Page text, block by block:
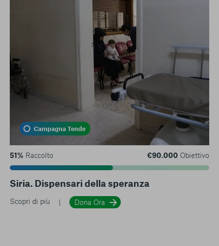
Campagna Tende
51% Raccolto €90.000 Obiettivo
Siria. Dispensari della speranza
Scopri di più Dona Ora